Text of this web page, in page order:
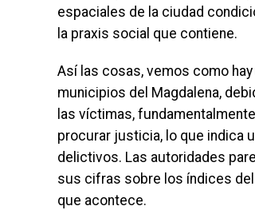
espaciales de la ciudad
la praxis social que contiene.
Así las cosas, vemos como
municipios del Magdalena,
las víctimas,
procurar justicia, lo que indica
delictivos. Las autoridades
sus cifras sobre los índices
que acontece.